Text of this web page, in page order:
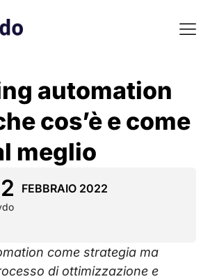
automation
cos’è e come
meglio
2 FEBBRAIO 2022
come strategia ma
di ottimizzazione e